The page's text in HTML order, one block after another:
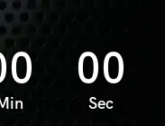
00
Sec